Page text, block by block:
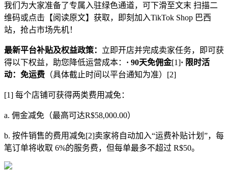
我们为大家准备了专属入驻绿色通道，可下滑至文末 扫描二
维码或点击【阅读原文】获取，即刻加入TikTok Shop 巴西
站，抢占市场先机！
最新平台补贴及权益政策： 立即开店并完成卖家任务，即可获
得以下权益，助您降低运营成本： · 90天免佣金[1]· 限时活
动：免运费 （具体截止时间以平台通知为准）[2]
[1] 每个店铺可获得两类费用减免：
a. 佣金减免（最高可达R$58,000.00）
b. 按件销售的费用减免[2]卖家将自动加入“运费补贴计划”，每
笔订单将收取 6%的服务费，但每单最多不超过 R$50。